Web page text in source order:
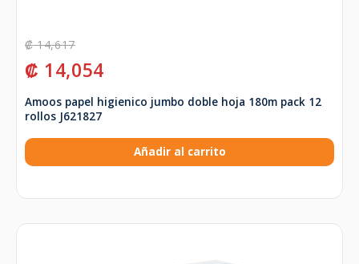
₡14,617
₡ 14,054
Amoos papel higienico jumbo doble hoja 180m pack 12
rollos J621827
Añadir al carrito